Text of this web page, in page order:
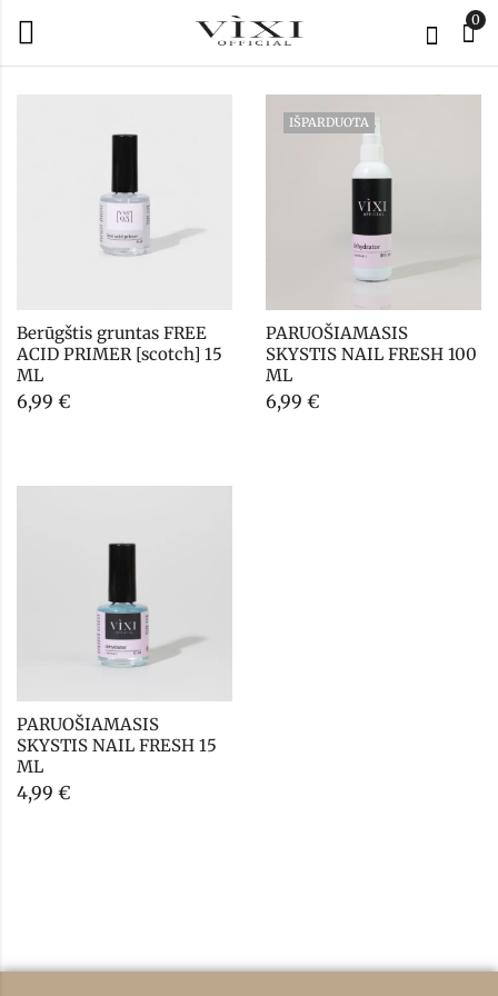
0
Berūgštis gruntas FREE
ACID PRIMER [scotch] 15
ML
6,99 €
IŠPARDUOTA
PARUOŠIAMASIS
SKYSTIS NAIL FRESH 100
ML
6,99 €
PARUOŠIAMASIS
SKYSTIS NAIL FRESH 15
ML
4,99 €